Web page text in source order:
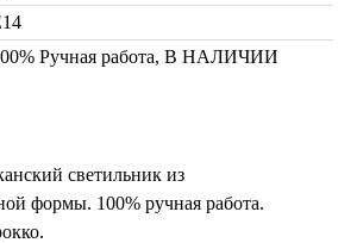
Марокко
Мозаика
Ручная работа, В НАЛИЧИИ
светильник из
формы. 100% ручная работа.